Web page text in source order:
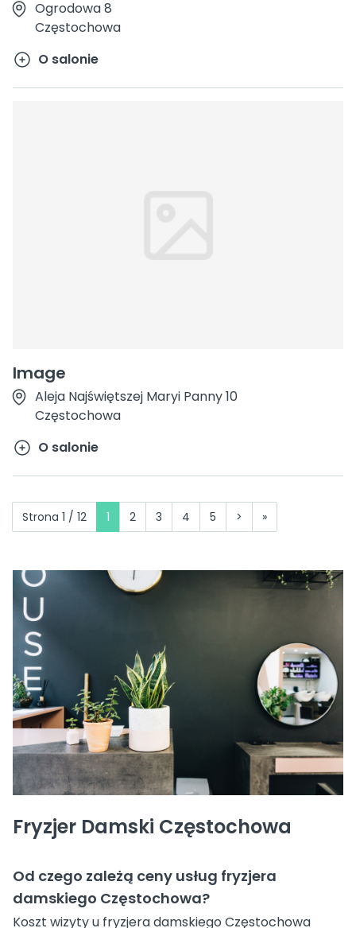
Ogrodowa 8
Częstochowa
O salonie
Image
Aleja Najświętszej Maryi Panny 10
Częstochowa
O salonie
Strona 1 / 12 1 2 3 4 5 > »
Fryzjer Damski Częstochowa
Od czego zależą ceny usług fryzjera
damskiego Częstochowa?
Koszt wizyty u fryzjera damskiego Częstochowa